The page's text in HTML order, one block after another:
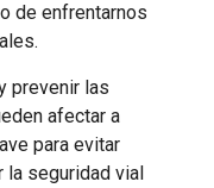
de enfrentarnos
prevenir las
afectar a
para evitar
la seguridad vial